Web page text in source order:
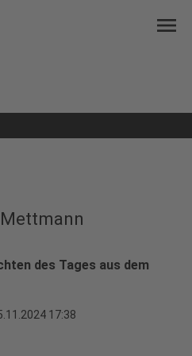
menu
des Tages aus dem
17:38